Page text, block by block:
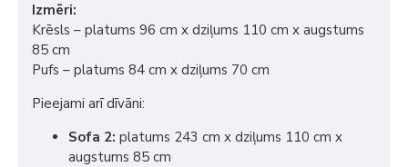
Izmēri:
Krēsls – platums 96 cm x dziļums 110 cm x augstums
85 cm
Pufs – platums 84 cm x dziļums 70 cm
Pieejami arī dīvāni:
Sofa 2: platums 243 cm x dziļums 110 cm x
augstums 85 cm